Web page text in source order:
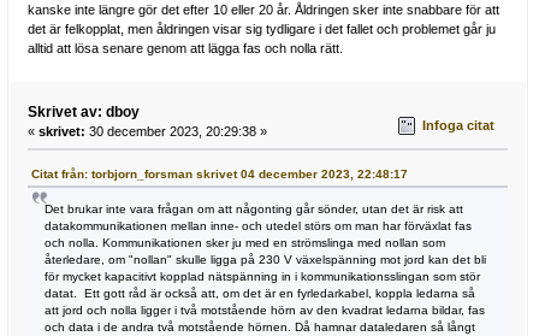
kanske inte längre gör det efter 10 eller 20 år. Åldringen sker inte snabbare för att
det är felkopplat, men åldringen visar sig tydligare i det fallet och problemet går ju
alltid att lösa senare genom att lägga fas och nolla rätt.
Skrivet av: dboy
« skrivet: 30 december 2023, 20:29:38 » Infoga citat
Citat från: torbjorn_forsman skrivet 04 december 2023, 22:48:17
Det brukar inte vara frågan om att någonting går sönder, utan det är risk att
datakommunikationen mellan inne- och utedel störs om man har förväxlat fas
och nolla. Kommunikationen sker ju med en strömslinga med nollan som
återledare, om "nollan" skulle ligga på 230 V växelspänning mot jord kan det bli
för mycket kapacitivt kopplad nätspänning in i kommunikationsslingan som stör
datat. Ett gott råd är också att, om det är en fyrledarkabel, koppla ledarna så
att jord och nolla ligger i två motstående hörn av den kvadrat ledarna bildar, fas
och data i de andra två motstående hörnen. Då hamnar dataledaren så långt